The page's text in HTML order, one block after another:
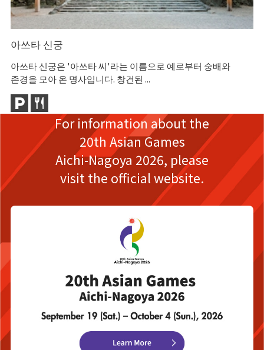
아쓰타 신궁
아쓰타 신궁은 '아쓰타 씨'라는 이름으로 예로부터 숭배와
존경을 모아 온 명사입니다. 창건된 ...
For information about the
20th Asian Games
Aichi-Nagoya 2026, please
visit the official website.